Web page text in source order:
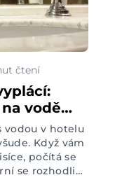
čtení
vodě
vodou v hotelu
Když vám
počítá se
se rozhodli